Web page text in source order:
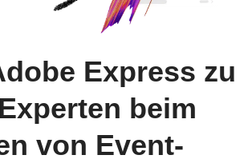
Express zu
beim
von Event-